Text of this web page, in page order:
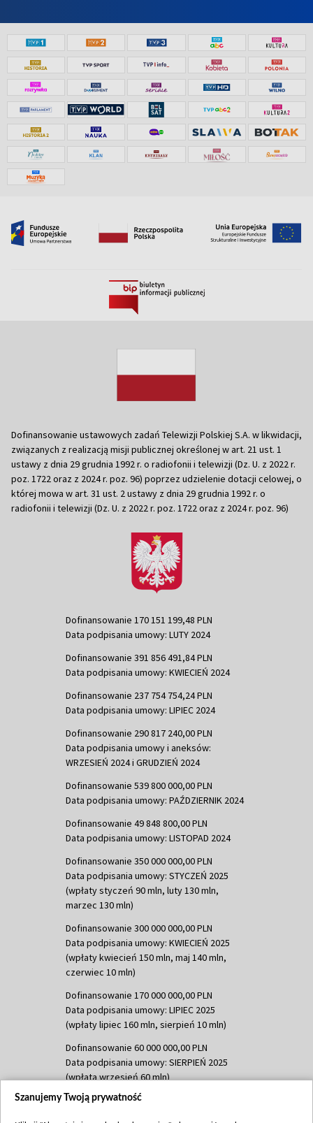
Dofinansowanie ustawowych zadań Telewizji Polskiej S.A. w likwidacji,
związanych z realizacją misji publicznej określonej w art. 21 ust. 1
ustawy z dnia 29 grudnia 1992 r. o radiofonii i telewizji (Dz. U. z 2022 r.
poz. 1722 oraz z 2024 r. poz. 96) poprzez udzielenie dotacji celowej, o
której mowa w art. 31 ust. 2 ustawy z dnia 29 grudnia 1992 r. o
radiofonii i telewizji (Dz. U. z 2022 r. poz. 1722 oraz z 2024 r. poz. 96)
Dofinansowanie 170 151 199,48 PLN
Data podpisania umowy: LUTY 2024
Dofinansowanie 391 856 491,84 PLN
Data podpisania umowy: KWIECIEŃ 2024
Dofinansowanie 237 754 754,24 PLN
Data podpisania umowy: LIPIEC 2024
Dofinansowanie 290 817 240,00 PLN
Data podpisania umowy i aneksów:
WRZESIEŃ 2024 i GRUDZIEŃ 2024
Dofinansowanie 539 800 000,00 PLN
Data podpisania umowy: PAŹDZIERNIK 2024
Dofinansowanie 49 848 800,00 PLN
Data podpisania umowy: LISTOPAD 2024
Dofinansowanie 350 000 000,00 PLN
Data podpisania umowy: STYCZEŃ 2025
(wpłaty styczeń 90 mln, luty 130 mln,
marzec 130 mln)
Dofinansowanie 300 000 000,00 PLN
Data podpisania umowy: KWIECIEŃ 2025
(wpłaty kwiecień 150 mln, maj 140 mln,
czerwiec 10 mln)
Dofinansowanie 170 000 000,00 PLN
Data podpisania umowy: LIPIEC 2025
(wpłaty lipiec 160 mln, sierpień 10 mln)
Dofinansowanie 60 000 000,00 PLN
Data podpisania umowy: SIERPIEŃ 2025
(wpłata wrzesień 60 mln)
Dofinansowanie 635 783 051,21 PLN
Szanujemy Twoją prywatność